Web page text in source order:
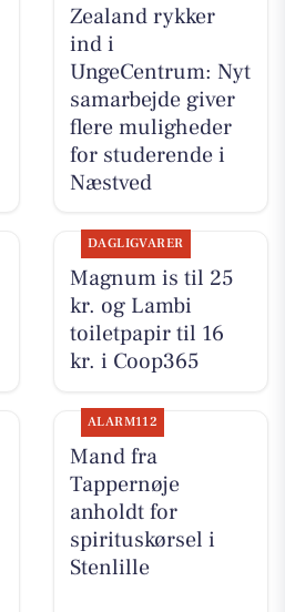
Zealand rykker
ind i
UngeCentrum: Nyt
samarbejde giver
flere muligheder
for studerende i
Næstved
DAGLIGVARER
Magnum is til 25
kr. og Lambi
toiletpapir til 16
kr. i Coop365
ALARM112
Mand fra
Tappernøje
anholdt for
spirituskørsel i
Stenlille